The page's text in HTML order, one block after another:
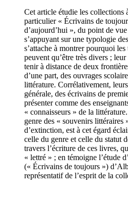
Cet article étudie les collections
particulier « Écrivains de
d’aujourd’hui », du point de
s’appuyant sur une typologie
s’attache à montrer pourquoi
peuvent qu’être très divers ;
tenir à distance de deux
d’une part, des ouvrages
littérature. Corrélativement,
générale, des écrivains de
présenter comme des
« connaisseurs » de la
genre des « souvenirs littéraires
d’extinction, est à cet égard
celle du genre et celle du statut
travers l’écriture de ces livres,
« lettré » ; en témoigne l’étude
(« Écrivains de toujours »)
représentatif de l’esprit de la